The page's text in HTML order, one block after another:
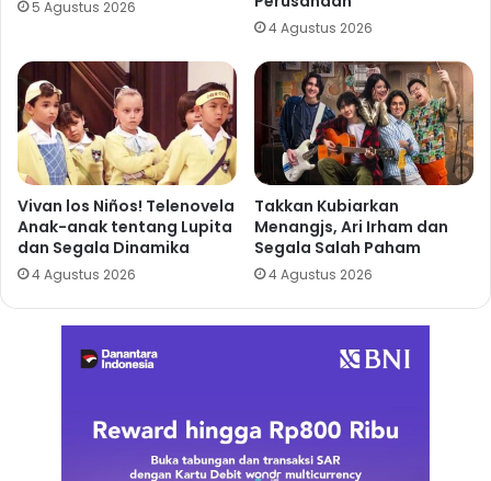
5 Agustus 2026
4 Agustus 2026
Vivan los Niños! Telenovela
Anak-anak tentang Lupita
dan Segala Dinamika
4 Agustus 2026
Takkan Kubiarkan
Menangjs, Ari Irham dan
Segala Salah Paham
4 Agustus 2026